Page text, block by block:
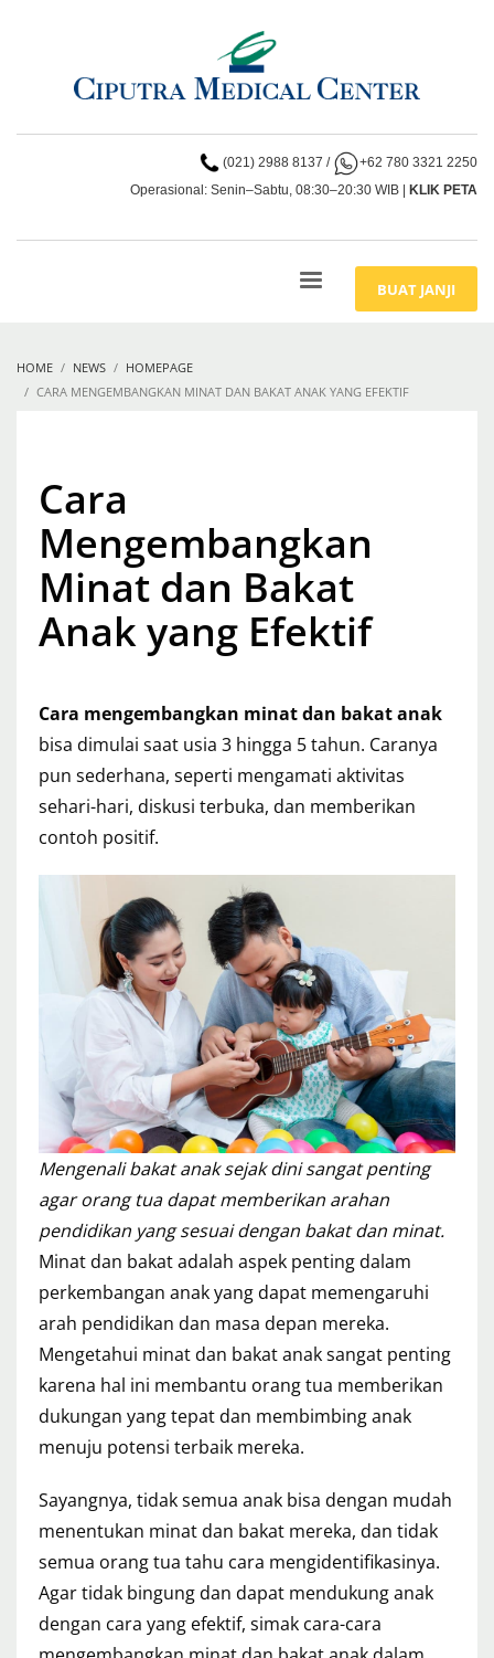
(021) 2988 8137 /
+62 780 3321 2250
Operasional: Senin–Sabtu, 08:30–20:30 WIB | KLIK PETA
BUAT JANJI
HOME NEWS
HOMEPAGE
CARA MENGEMBANGKAN MINAT DAN BAKAT ANAK YANG EFEKTIF
Cara
Mengembangkan
Minat dan Bakat
Anak yang Efektif
Cara mengembangkan minat dan bakat anak
bisa dimulai saat usia 3 hingga 5 tahun. Caranya
pun sederhana, seperti mengamati aktivitas
sehari-hari, diskusi terbuka, dan memberikan
contoh positif.
Mengenali bakat anak sejak dini sangat penting
agar orang tua dapat memberikan arahan
pendidikan yang sesuai dengan bakat dan minat.
Minat dan bakat adalah aspek penting dalam
perkembangan anak yang dapat memengaruhi
arah pendidikan dan masa depan mereka.
Mengetahui minat dan bakat anak sangat penting
karena hal ini membantu orang tua memberikan
dukungan yang tepat dan membimbing anak
menuju potensi terbaik mereka.
Sayangnya, tidak semua anak bisa dengan mudah
menentukan minat dan bakat mereka, dan tidak
semua orang tua tahu cara mengidentifikasinya.
Agar tidak bingung dan dapat mendukung anak
dengan cara yang efektif, simak cara-cara